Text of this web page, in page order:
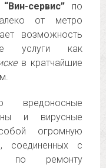
“Вин-сервис”по
от метро
возможность
услуги как
в кратчайшие
вредоносные
и вирусные
огромную
соединенных с
по ремонту